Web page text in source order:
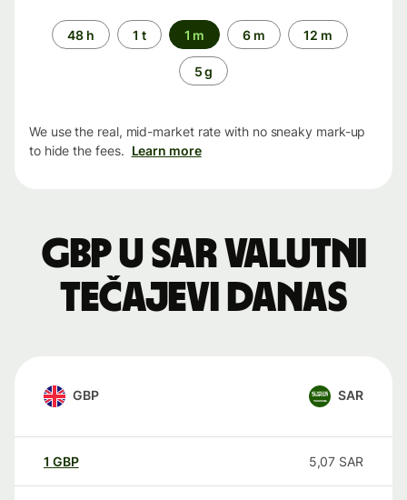
Time
period
48 h 1 t 1 m 6 m 12 m
5 g
We use the real, mid-market rate with no sneaky mark-up
to hide the fees. Learn more
GBP u SAR valutni
tečajevi danas
GBP SAR
1 GBP 5,07 SAR